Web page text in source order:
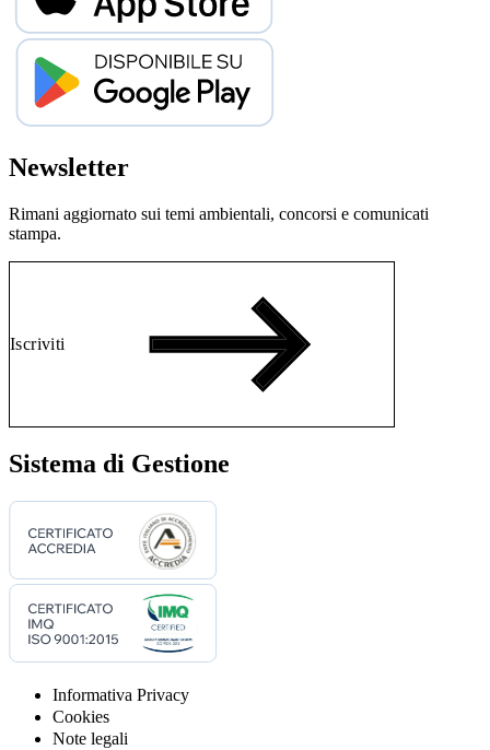
Newsletter
Rimani aggiornato sui temi ambientali, concorsi e comunicati
stampa.
Iscriviti
Sistema di Gestione
Informativa Privacy
Cookies
Note legali